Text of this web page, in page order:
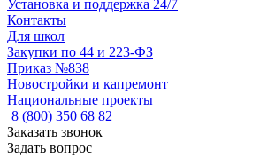
Установка и поддержка 24/7
Контакты
Для школ
Закупки по 44 и 223-ФЗ
Приказ №838
Новостройки и капремонт
Национальные проекты
8 (800) 350 68 82
Заказать звонок
Задать вопрос